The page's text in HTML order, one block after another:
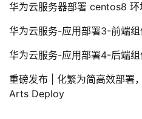
华为云服务器部署 centos8 环
华为云服务-应用部署3-前端组
华为云服务-应用部署4-后端组
重磅发布 | 化繁为简高效部署
Arts Deploy